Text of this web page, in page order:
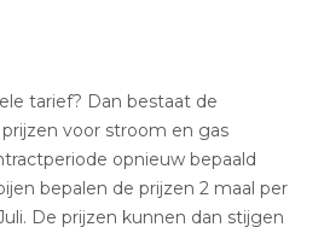
tarief? Dan bestaat de
voor stroom en gas
opnieuw bepaald
bepalen de prijzen 2 maal per
De prijzen kunnen dan stijgen